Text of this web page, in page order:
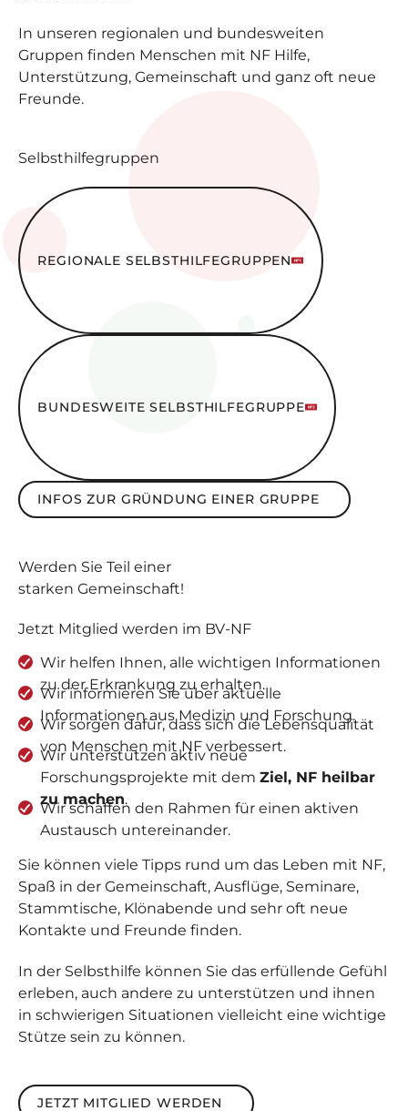
In unseren regionalen und bundesweiten
Gruppen finden Menschen mit NF Hilfe,
Unterstützung, Gemeinschaft und ganz oft neue
Freunde.
Selbsthilfegruppen
Regionale Selbsthilfe­gruppen
REGIONALE SELBSTHILFE­GRUPPEN
Bundesweite SelbsthilfeGruppe
BUNDESWEITE SELBSTHILFEGRUPPE
Infos zur Gründung einer Gruppe
INFOS ZUR GRÜNDUNG EINER GRUPPE
Werden Sie Teil einer
starken Gemeinschaft!
Jetzt Mitglied werden im BV-NF
Wir helfen Ihnen, alle wichtigen Informationen
zu der Erkrankung zu erhalten.
Wir informieren Sie über aktuelle
Informationen aus Medizin und Forschung.
Wir sorgen dafür, dass sich die Lebensqualität
von Menschen mit NF verbessert.
Wir unterstützen aktiv neue
Forschungsprojekte mit dem Ziel, NF heilbar
zu machen.
Wir schaffen den Rahmen für einen aktiven
Austausch untereinander.
Sie können viele Tipps rund um das Leben mit NF,
Spaß in der Gemeinschaft, Ausflüge, Seminare,
Stammtische, Klönabende und sehr oft neue
Kontakte und Freunde finden.
In der Selbsthilfe können Sie das erfüllende Gefühl
erleben, auch andere zu unterstützen und ihnen
in schwierigen Situationen vielleicht eine wichtige
Stütze sein zu können.
Jetzt Mitglied werden
JETZT MITGLIED WERDEN